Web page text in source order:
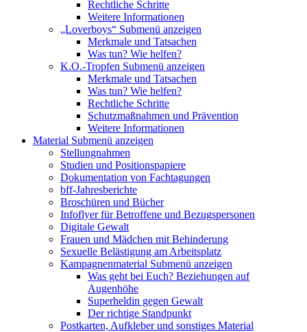
Rechtliche Schritte
Weitere Informationen
„Loverboys“ Submenü anzeigen
Merkmale und Tatsachen
Was tun? Wie helfen?
K.O.-Tropfen Submenü anzeigen
Merkmale und Tatsachen
Was tun? Wie helfen?
Rechtliche Schritte
Schutzmaßnahmen und Prävention
Weitere Informationen
Material Submenü anzeigen
Stellungnahmen
Studien und Positionspapiere
Dokumentation von Fachtagungen
bff-Jahresberichte
Broschüren und Bücher
Infoflyer für Betroffene und Bezugspersonen
Digitale Gewalt
Frauen und Mädchen mit Behinderung
Sexuelle Belästigung am Arbeitsplatz
Kampagnenmaterial Submenü anzeigen
Was geht bei Euch? Beziehungen auf
Augenhöhe
Superheldin gegen Gewalt
Der richtige Standpunkt
Postkarten, Aufkleber und sonstiges Material